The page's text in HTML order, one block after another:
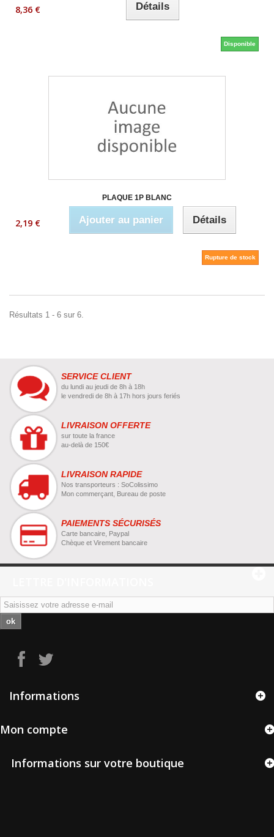
8,36 € Détails
Disponible
PLAQUE 1P BLANC
2,19 € Ajouter au panier Détails
Rupture de stock
Résultats 1 - 6 sur 6.
SERVICE CLIENT
du lundi au jeudi de 8h à 18h
le vendredi de 8h à 17h hors jours feriés
LIVRAISON OFFERTE
sur toute la france
au-delà de 150€
LIVRAISON RAPIDE
Nos transporteurs : SoColissimo
Mon commerçant, Bureau de poste
PAIEMENTS SÉCURISÉS
Carte bancaire, Paypal
Chèque et Virement bancaire
ok
Informations
Mon compte
Informations sur votre boutique